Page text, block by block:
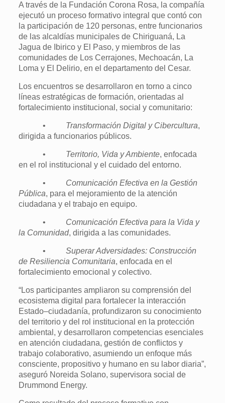
A través de la Fundación Corona Rosa, la compañía
ejecutó un proceso formativo integral que contó con
la participación de 120 personas, entre funcionarios
de las alcaldías municipales de Chiriguaná, La
Jagua de Ibirico y El Paso, y miembros de las
comunidades de Los Cerrajones, Mechoacán, La
Loma y El Delirio, en el departamento del Cesar.
Los encuentros se desarrollaron en torno a cinco
líneas estratégicas de formación, orientadas al
fortalecimiento institucional, social y comunitario:
• Transformación Digital y Cibercultura,
dirigida a funcionarios públicos.
• Territorio, Vida y Ambiente, enfocada
en el rol institucional y el cuidado del entorno.
• Comunicación Efectiva en la Gestión
Pública, para el mejoramiento de la atención
ciudadana y el trabajo en equipo.
• Comunicación Efectiva para la Vida y
la Comunidad, dirigida a las comunidades.
•Superar Adversidades: Construcción
de Resiliencia Comunitaria, enfocada en el
fortalecimiento emocional y colectivo.
“Los participantes ampliaron su comprensión del
ecosistema digital para fortalecer la interacción
Estado–ciudadanía, profundizaron su conocimiento
del territorio y del rol institucional en la protección
ambiental, y desarrollaron competencias esenciales
en atención ciudadana, gestión de conflictos y
trabajo colaborativo, asumiendo un enfoque más
consciente, propositivo y humano en su labor diaria”,
aseguró Noreida Solano, supervisora social de
Drummond Energy.